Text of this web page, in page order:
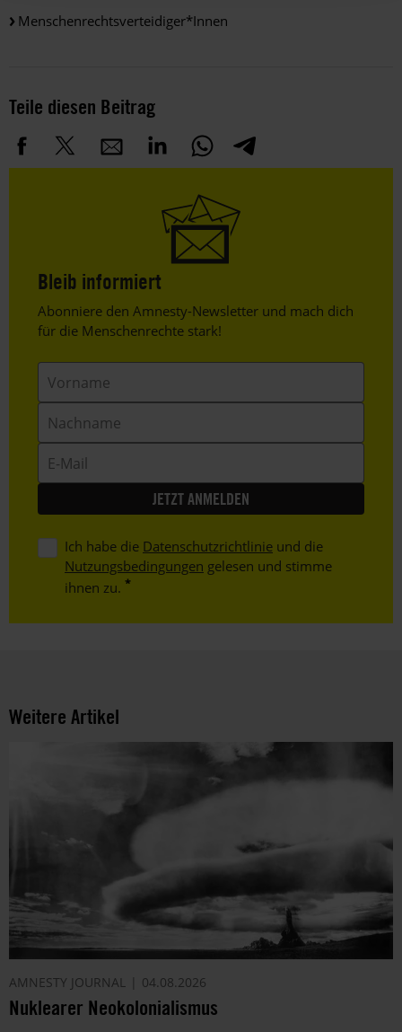
Menschenrechtsverteidiger*innen
Teile diesen Beitrag
Bleib informiert
Header
Text
Abonniere den Amnesty-Newsletter und mach dich
für die Menschenrechte stark!
Mail
Ich habe die Datenschutzrichtlinie und die
Nutzungsbedingungen gelesen und stimme
ihnen zu.
Weitere Artikel
AMNESTY JOURNAL 04.08.2026
Nuklearer Neokolonialismus